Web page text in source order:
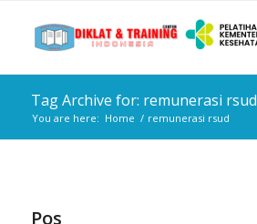
Tag Archive for: remunerasi rsud
You are here: Home / remunerasi rsud
Pos